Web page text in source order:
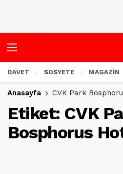
DAVET SOSYETE MAGAZİN
Anasayfa CVK Park
Etiket: CVK
Bosphorus